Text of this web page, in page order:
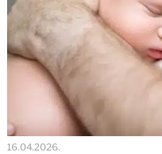
16.04.2026.